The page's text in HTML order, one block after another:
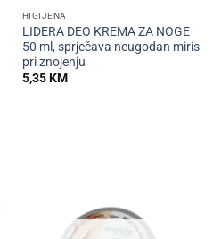
HIGIJENA
LIDERA DEO KREMA ZA NOGE
50 ml, sprječava neugodan miris
pri znojenju
5,35KM